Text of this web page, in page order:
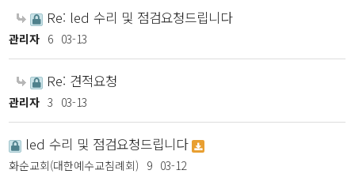
Re: led 수리 및 점검요청드립니다
관리자 6 03-13
Re: 견적요청
관리자 3 03-13
led 수리 및 점검요청드립니다
화순교회(대한예수교침례회) 9 03-12